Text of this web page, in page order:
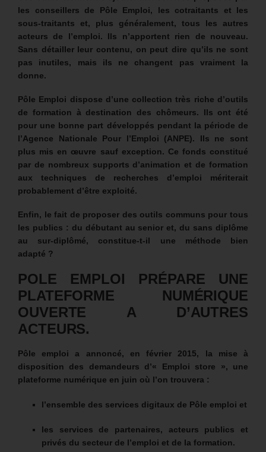
les conseillers de Pôle Emploi, les cotraitants et les
sous-traitants et, plus généralement, tous les autres
acteurs de l’emploi. Ils n’apportent rien de nouveau.
Sans détailler leur contenu, on peut dire qu’ils ne sont
pas inutiles, mais ils ne changent pas vraiment la
donne.
Pôle Emploi dispose d’une collection très riche d’outils
de formation à destination des chômeurs. Ils ont été
pour une bonne part développés pendant la période de
l’Agence Nationale Pour l’Emploi (ANPE). Ils ne sont
plus mis en œuvre sauf exception. Ce fonds constitué
par de nombreux supports d’animation et de formation
aux techniques de recherches d’emploi mériterait
probablement d’être exploité.
Enfin, le fait de proposer des outils communs pour tous
les publics : du débutant au senior et, du sans diplôme
au sur-diplômé, constitue-t-il une méthode bien
adapté ?
POLE EMPLOI PRÉPARE UNE
PLATEFORME NUMÉRIQUE
OUVERTE A D’AUTRES
ACTEURS.
Pôle emploi a annoncé, en février 2015, la mise à
disposition des demandeurs d’« Emploi store », une
plateforme numérique en juin où l’on trouvera :
l’ensemble des services digitaux de Pôle emploi et
les services de partenaires, acteurs publics et
privés du secteur de l’emploi et de la formation.